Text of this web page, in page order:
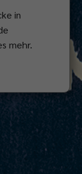
in
mehr.